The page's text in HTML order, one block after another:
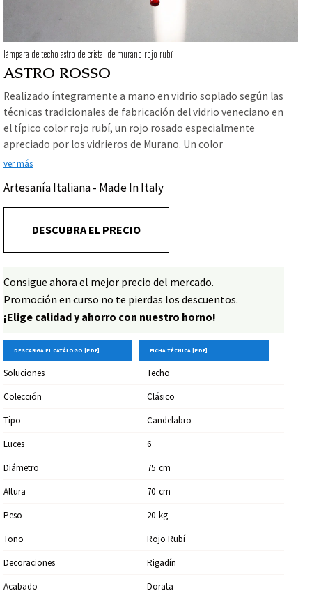
lámpara de techo astro de cristal de murano rojo rubí
ASTRO ROSSO
Realizado íntegramente a mano en vidrio soplado según las
técnicas tradicionales de fabricación del vidrio veneciano en
el típico color rojo rubí, un rojo rosado especialmente
apreciado por los vidrieros de Murano. Un color
espectacular, que creará una atmósfera mágica.
otros colores y decoraciones, con apliques coordinados.
Una lámpara de araña perfecta para quienes quieren
adornar su hogar con un estilo atemporal.
ver más
Artesanía Italiana - Made In Italy
DESCUBRA EL PRECIO
Consigue ahora el mejor precio del mercado.
Promoción en curso no te pierdas los descuentos.
¡Elige calidad y ahorro con nuestro horno!
DESCARGA EL CATÁLOGO [PDF] FICHA TÉCNICA [PDF]
Soluciones
Techo
Colección
Clásico
Tipo
Candelabro
Luces
6
Diámetro
75 Cm
Altura
70 Cm
Peso
20 Kg
Tono
Rojo Rubí
Decoraciones
Rigadín
Acabado
Dorata